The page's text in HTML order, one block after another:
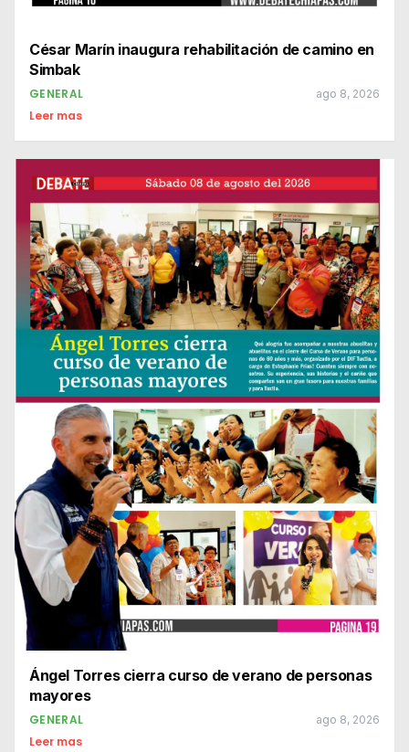
César Marín inaugura rehabilitación de camino en
Simbak
GENERAL ago 8, 2026
Leer mas
Ángel Torres cierra curso de verano de personas
mayores
GENERAL ago 8, 2026
Leer mas